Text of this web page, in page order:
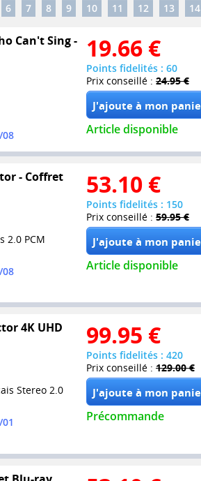
6 7 8 9 10 11 12 13 14
Can't Sing -
08
19.66 €
Points fidelités : 60
Prix conseillé : 24.95 €
Article disponible
- Coffret
2.0 PCM
08
53.10 €
Points fidelités : 150
Prix conseillé : 59.95 €
Article disponible
4K UHD
Stereo 2.0
99.95 €
Points fidelités : 420
Prix conseillé : 129.00 €
Précommande